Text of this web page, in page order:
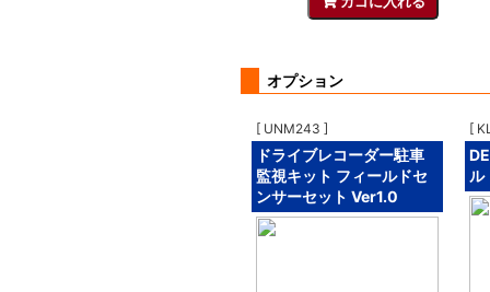
オプション
[ UNM243 ]
ドライブレコーダー駐車
監視キット フィールドセ
ンサーセット Ver1.0
[
ル